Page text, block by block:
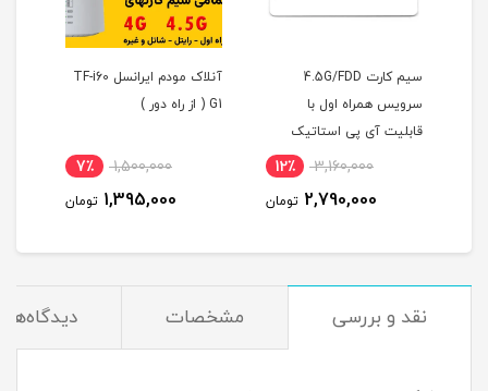
سیم کارت 4.5G/FDD
سرویس همراه اول با
قابلیت آی پی استاتیک
(مخصوص مودم )
3,160,000 12٪
2,790,000 تومان
آنلاک مودم ایرانسل TF-i60
1,500,000 7٪
1,395,000 تومان
نقد و بررسی مشخصات دیدگاه‌ها